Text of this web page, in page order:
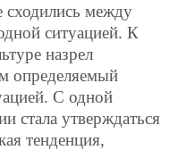
сходились между
ситуацией. К
назрел
определяемый
С одной
стала утверждаться
тенденция,